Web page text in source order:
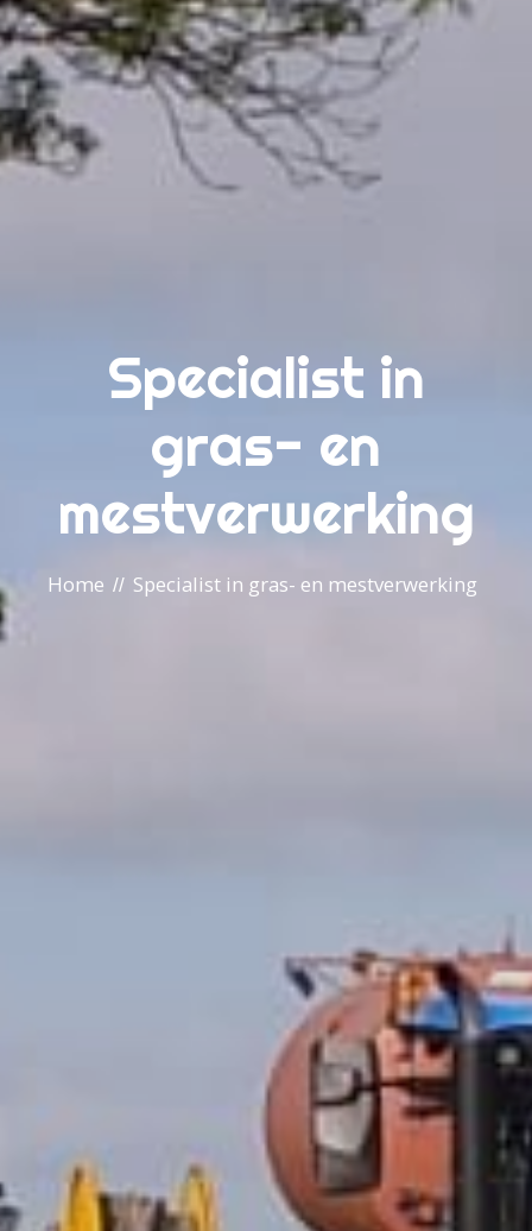
Specialist in
gras- en
mestverwerking
Home Specialist in gras- en mestverwerking